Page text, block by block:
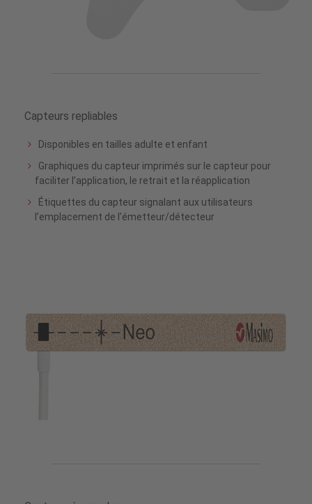
Capteurs repliables
Disponibles en tailles adulte et enfant
Graphiques du capteur imprimés sur le capteur pour
faciliter l’application, le retrait et la réapplication
Étiquettes du capteur signalant aux utilisateurs
l’emplacement de l’émetteur/détecteur